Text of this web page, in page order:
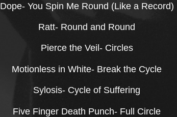
Dope- You Spin Me Round (Like a Record)
Ratt- Round and Round
Pierce the Veil- Circles
Motionless in White- Break the Cycle
Sylosis- Cycle of Suffering
Five Finger Death Punch- Full Circle